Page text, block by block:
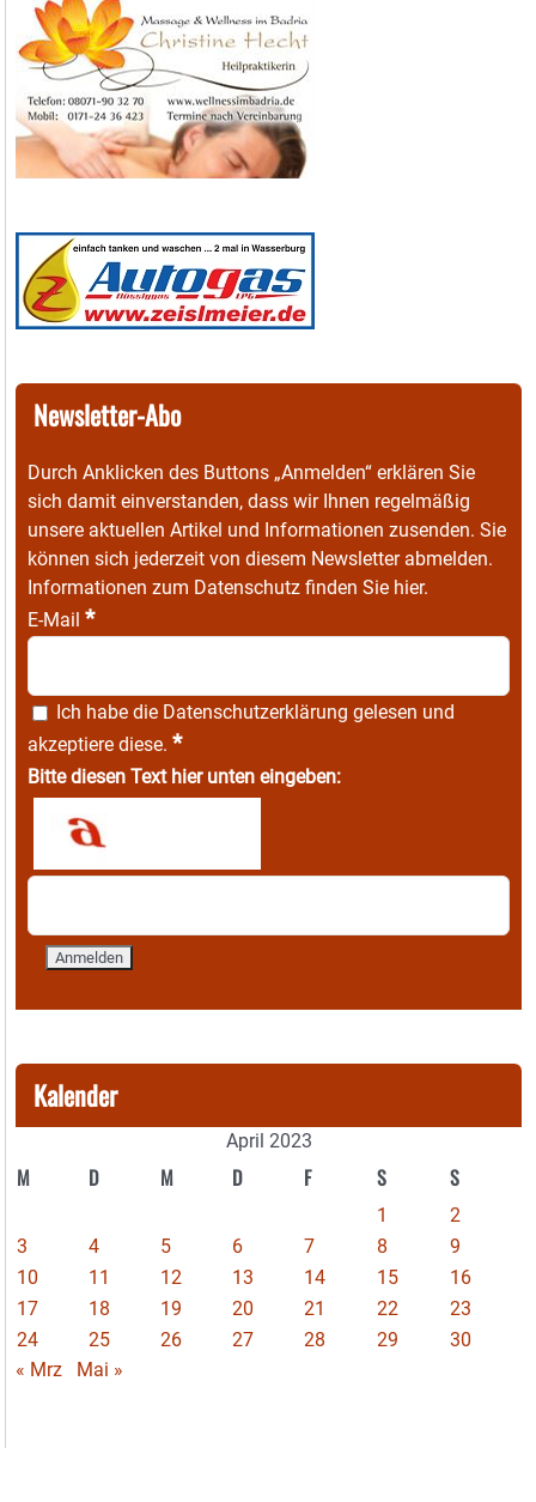
Newsletter-Abo
Durch Anklicken des Buttons „Anmelden“ erklären Sie
sich damit einverstanden, dass wir Ihnen regelmäßig
unsere aktuellen Artikel und Informationen zusenden. Sie
können sich jederzeit von diesem Newsletter abmelden.
Informationen zum Datenschutz finden Sie hier.
E-Mail *
Ich habe die Datenschutzerklärung gelesen und
akzeptiere diese. *
Bitte diesen Text hier unten eingeben:
Kalender
April 2023
M D M D F S S
1
2
3
4 5 6 7 8
9
10
11 12 13 14 15
16
17
18 19 20 21 22
23
24
25 26 27 28 29
30
« Mrz
Mai »